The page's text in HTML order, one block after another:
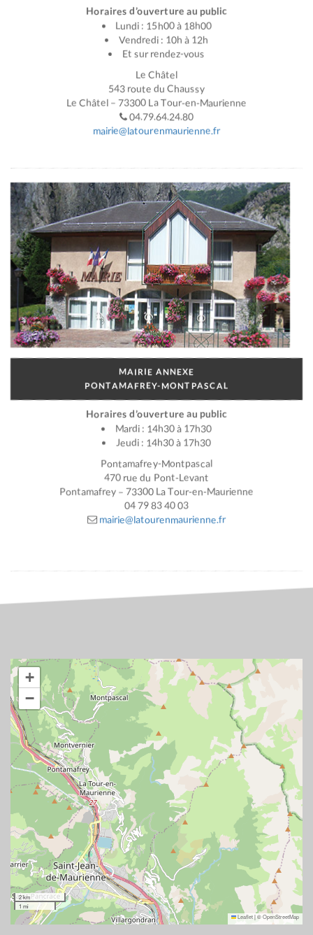
Horaires d’ouverture au public
Lundi : 15h00 à 18h00
Vendredi : 10h à 12h
Et sur rendez-vous
Le Châtel
543 route du Chaussy
Le Châtel – 73300 La Tour-en-Maurienne
04.79.64.24.80
mairie@latourenmaurienne.fr
MAIRIE ANNEXE
PONTAMAFREY-MONTPASCAL
Horaires d’ouverture au public
Mardi : 14h30 à 17h30
Jeudi : 14h30 à 17h30
Pontamafrey-Montpascal
470 rue du Pont-Levant
Pontamafrey – 73300 La Tour-en-Maurienne
04 79 83 40 03
mairie@latourenmaurienne.fr
+
−
2 km
1 mi
Leaflet|©OpenStreetMap